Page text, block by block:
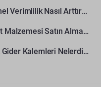
Maden Ocaklarında Operasyonel Verimlilik Nasıl Arttırılır?
Müteahhitler İçin Toptan İnşaat Malzemesi Satın Alma Rehberi
Maden Ocaklarında En Yüksek Gider Kalemleri Nelerdir?